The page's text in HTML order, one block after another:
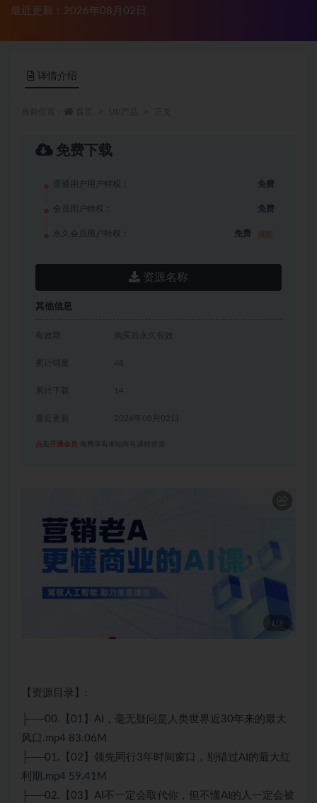
最近更新：2026年08月02日
详情介绍
免费下载
普通用户用户特权： 免费
会员用户特权： 免费
永久会员用户特权： 免费
资源名称
其他信息
有效期 购买后永久有效
累计销量 48
累计下载 14
2026年08月02日
点击开通会员 免费享有本站所有课程资源
【资源目录】:
├──00.【01】 AI
，毫无疑问是人类世界近30年来的最大
风口.mp4 83.06M
├──01.【02】领先同行3年时间窗口，别错过AI的最大红
利期.mp4 59.41M
├──02.【03】AI不一定会取代你，但不懂AI的人一定会被